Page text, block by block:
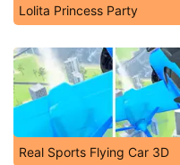
Lolita Princess Party
Real Sports Flying Car 3D